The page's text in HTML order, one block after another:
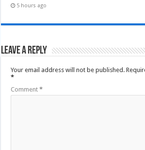
5 hours ago
Leave a Reply
Your email address will not be published.
*
Comment*